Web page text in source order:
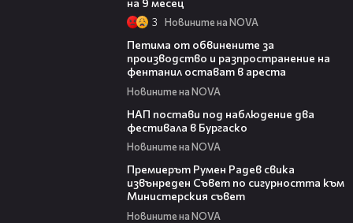
на 9 месец
3 Новините на NOVA
Петима от обвинените за
производство и разпространение на
фентанил остават в ареста
Новините на NOVA
НАП постави под наблюдение два
фестивала в Бургаско
Новините на NOVA
Премиерът Румен Радев свика
извънреден Съвет по сигурността към
Министерския съвет
Новините на NOVA